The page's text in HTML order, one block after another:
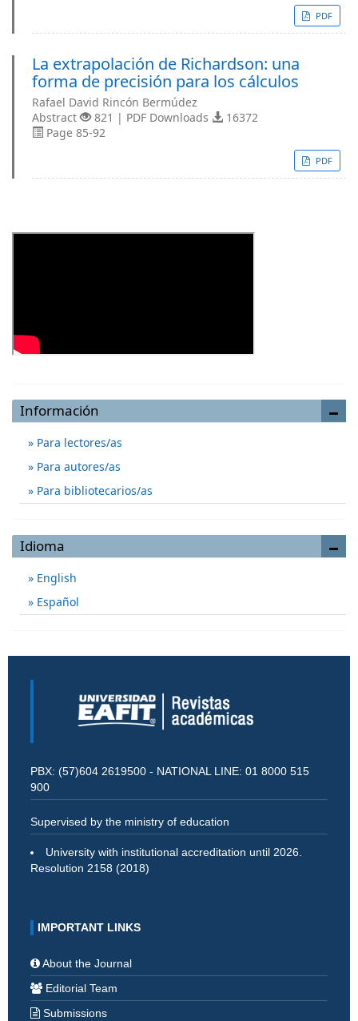
PDF
La extrapolación de Richardson: una
forma de precisión para los cálculos
Rafael David Rincón Bermúdez
Abstract
821 | PDF Downloads
16372
Page 85-92
PDF
Información
Para lectores/as
Para autores/as
Para bibliotecarios/as
Idioma
English
Español
PBX: (57)604 2619500 - NATIONAL LINE: 01 8000 515
900
Supervised by the ministry of education
University with institutional accreditation until 2026.
Resolution 2158 (2018)
IMPORTANT LINKS
About the Journal
Editorial Team
Submissions